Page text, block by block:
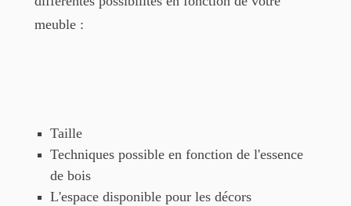
meuble :
Taille
Techniques possible en fonction de l'essence
de bois
L'espace disponible pour les décors